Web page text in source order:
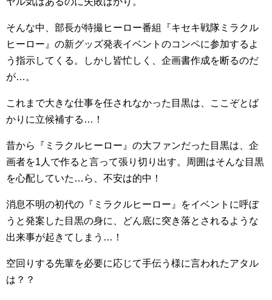
そんな中、部長が特撮ヒーロー番組『キセキ戦隊ミラクル
ヒーロー』の新グッズ発表イベントのコンペに参加するよ
う指示してくる。しかし皆忙しく、企画書作成を断るのだ
が…。
これまで大きな仕事を任されなかった目黒は、ここぞとば
かりに立候補する…！
昔から『ミラクルヒーロー』の大ファンだった目黒は、企
画者を1人で作ると言って張り切り出す。周囲はそんな目黒
を心配していた…ら、不安は的中！
消息不明の初代の『ミラクルヒーロー』をイベントに呼ぼ
うと発案した目黒の身に、どん底に突き落とされるような
出来事が起きてしまう…！
空回りする先輩を必要に応じて手伝う様に言われたアタル
は？？